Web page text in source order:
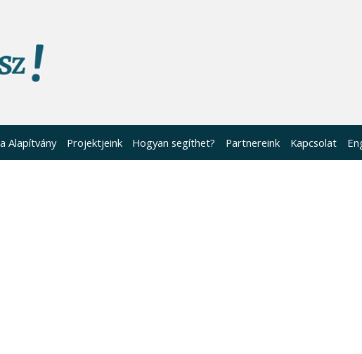
Alapítvány Projektjeink Hogyan segíthet? Partnereink Kapcsolat